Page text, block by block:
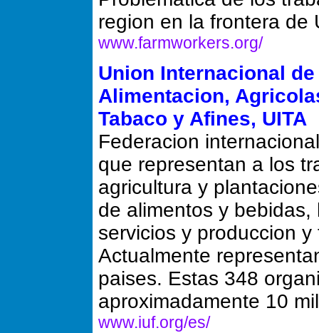
region en la frontera de
www.farmworkers.org/
Union Internacional
Alimentacion,
Tabaco y Afines, UITA
Federacion
que representan a los
agricultura y
de alimentos y
servicios y produccion
Actualmente
paises. Estas 348
aproximadamente 10
www.iuf.org/es/